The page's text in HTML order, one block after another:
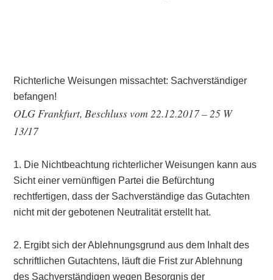
Richterliche Weisungen missachtet: Sachverständiger
befangen!
OLG Frankfurt, Beschluss vom 22.12.2017 – 25 W
13/17
1. Die Nichtbeachtung richterlicher Weisungen kann aus
Sicht einer vernünftigen Partei die Befürchtung
rechtfertigen, dass der Sachverständige das Gutachten
nicht mit der gebotenen Neutralität erstellt hat.
2. Ergibt sich der Ablehnungsgrund aus dem Inhalt des
schriftlichen Gutachtens, läuft die Frist zur Ablehnung
des Sachverständigen wegen Besorgnis der